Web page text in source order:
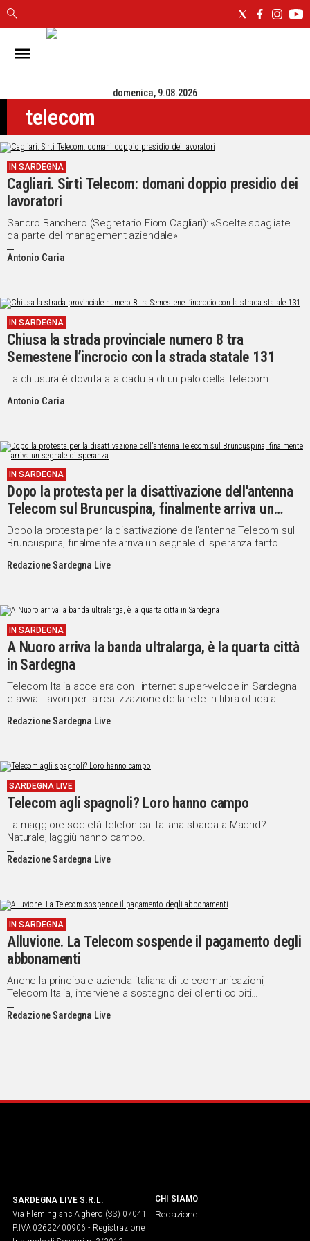
IN
CAGLIARI
SASSARI
NUORO
ORISTANO
SULCIS
GALLURA
OGLIASTRA
MEDIO
CAMPIDANO
POLITICA
IN
ITALIA
NEL
MONDO
VIDEO
Vai
UNISCITI
WHATSAPP
Social
domenica, 9.08.2026
telecom
IN SARDEGNA
Cagliari. Sirti Telecom: domani doppio presidio dei
lavoratori
Sandro Banchero (Segretario Fiom Cagliari): «Scelte sbagliate
da parte del management aziendale»
Antonio Caria
IN SARDEGNA
Chiusa la strada provinciale numero 8 tra
Semestene l’incrocio con la strada statale 131
La chiusura è dovuta alla caduta di un palo della Telecom
Antonio Caria
IN SARDEGNA
Dopo la protesta per la disattivazione dell'antenna
Telecom sul Bruncuspina, finalmente arriva un
segnale di speranza
Dopo la protesta per la disattivazione dell'antenna Telecom sul
Bruncuspina, finalmente arriva un segnale di speranza tanto
atteso.
Redazione Sardegna Live
IN SARDEGNA
A Nuoro arriva la banda ultralarga, è la quarta città
in Sardegna
Telecom Italia accelera con l'internet super-veloce in Sardegna
e avvia i lavori per la realizzazione della rete in fibra ottica a
Nuoro con l'obiettivo di rende disponibili servizi innovativi a
cittadini e imprese.
Redazione Sardegna Live
SARDEGNA LIVE
Telecom agli spagnoli? Loro hanno campo
La maggiore società telefonica italiana sbarca a Madrid?
Naturale, laggiù hanno campo.
Redazione Sardegna Live
IN SARDEGNA
Alluvione. La Telecom sospende il pagamento degli
abbonamenti
Anche la principale azienda italiana di telecomunicazioni,
Telecom Italia, interviene a sostegno dei clienti colpiti
dall'alluvione in Sardegna.
Redazione Sardegna Live
SARDEGNA LIVE S.R.L.
Via Fleming snc Alghero (SS) 07041
P.IVA 02622400906 - Registrazione
CHI SIAMO
Redazione